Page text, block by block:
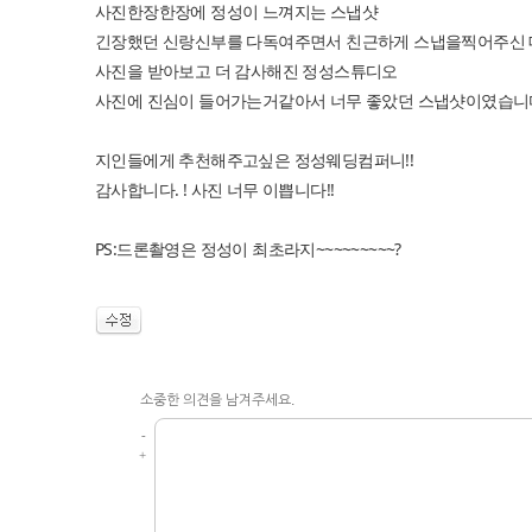
사진한장한장에 정성이 느껴지는 스냅샷
긴장했던 신랑신부를 다독여주면서 친근하게 스냅을찍어주신
사진을 받아보고 더 감사해진 정성스튜디오
사진에 진심이 들어가는거같아서 너무 좋았던 스냅샷이였습
지인들에게 추천해주고싶은 정성웨딩컴퍼니!!
감사합니다. ! 사진 너무 이쁩니다!!
PS:드론촬영은 정성이 최초라지~~~~~~~~~?
소중한 의견을 남겨주세요.
-
+